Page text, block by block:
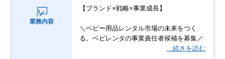
業務内容
【ブランド×戦略×事業成長】
＼ベビー用品レンタル市場の未来をつく
る。ベビレンタの事業責任者候補を募集／
…続きを読む